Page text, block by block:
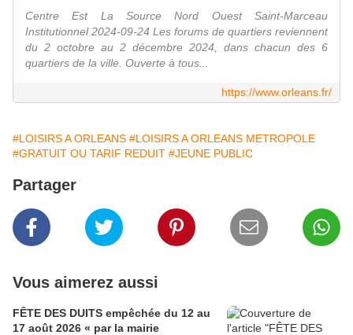
Centre Est La Source Nord Ouest Saint-Marceau
Institutionnel 2024-09-24 Les forums de quartiers reviennent
du 2 octobre au 2 décembre 2024, dans chacun des 6
quartiers de la ville. Ouverte à tous...
https://www.orleans.fr/
#LOISIRS A ORLEANS #LOISIRS A ORLEANS METROPOLE
#GRATUIT OU TARIF REDUIT #JEUNE PUBLIC
Partager
Vous aimerez aussi
FÊTE DES DUITS empêchée du 12 au
17 août 2026 « par la mairie